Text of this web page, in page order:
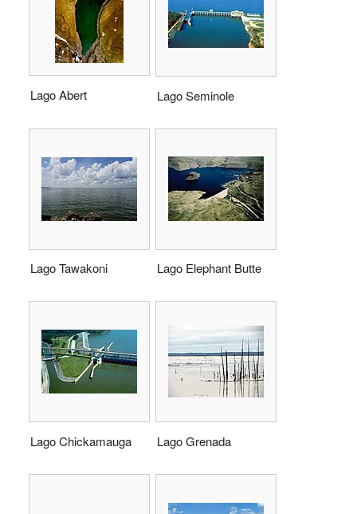
Lago Abert Lago Seminole
Lago Tawakoni Lago Elephant Butte
Lago Chickamauga Lago Grenada